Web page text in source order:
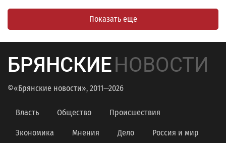
Показать еще
БРЯНСКИЕНОВОСТИ
©«Брянские новости», 2011—2026
Власть Общество Происшествия
Экономика Мнения Дело Россия и мир